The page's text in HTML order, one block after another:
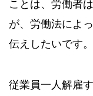
ことは、労働者
が、労働法によ
伝えしたいです。
従業員一人解雇